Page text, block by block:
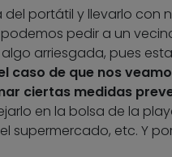
portátil y llevarlo con
pedir a un
arriesgada, pues
caso de que nos
ciertas medidas
en la bolsa de la
supermercado, etc. Y